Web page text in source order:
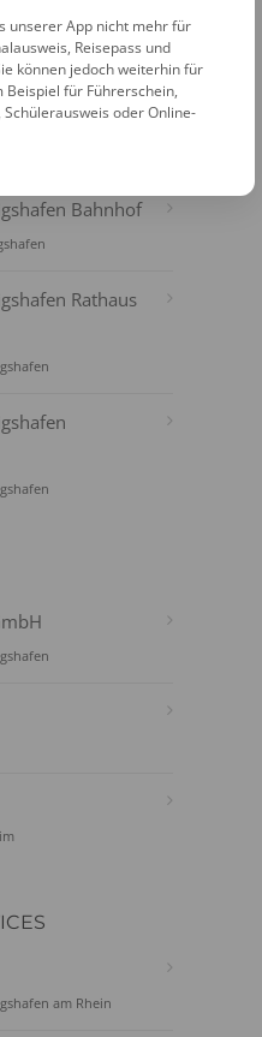
Bahnhof
Rathaus
am Rhein
unserer App nicht mehr für
Reisepass und
können jedoch weiterhin für
Beispiel für Führerschein,
oder Online-